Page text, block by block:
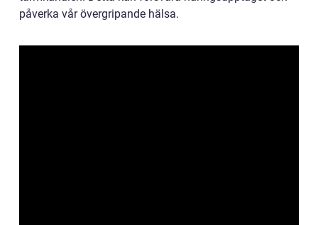
påverka vår övergripande hälsa.